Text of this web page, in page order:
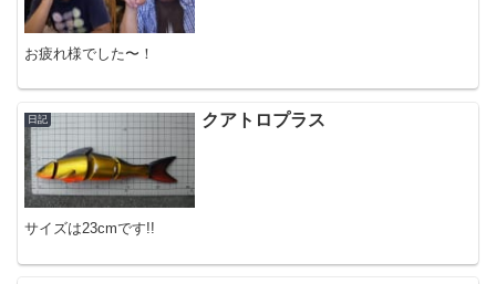
お疲れ様でした〜！
日記 クアトロプラス
サイズは23cmです!!